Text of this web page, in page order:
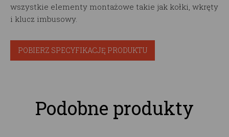
wszystkie elementy montażowe takie jak kołki, wkręty
i klucz imbusowy.
POBIERZ SPECYFIKACJĘ PRODUKTU
Podobne produkty